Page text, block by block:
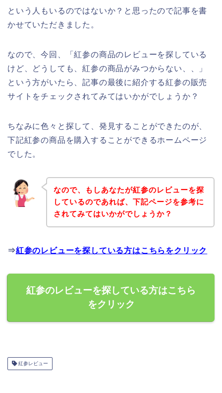
という人もいるのではないか？と思ったので記事を書
かせていただきました。
なので、今回、「紅参の商品のレビューを探している
けど、どうしても、紅参の商品がみつからない、、」
という方がいたら、記事の最後に紹介する紅参の販売
サイトをチェックされてみてはいかがでしょうか？
ちなみに色々と探して、発見することができたのが、
下記紅参の商品を購入することができるホームページ
でした。
なので、もしあなたが紅参のレビューを探
しているのであれば、下記ページを参考に
されてみてはいかがでしょうか？
⇒紅参のレビューを探している方はこちらをクリック
紅参のレビューを探している方はこちら
をクリック
紅参レビュー